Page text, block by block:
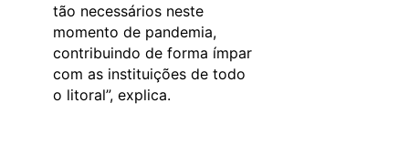
tão necessários neste
momento de pandemia,
contribuindo de forma ímpar
com as instituições de todo
o litoral”, explica.